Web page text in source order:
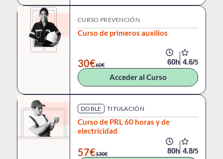
CURSO PREVENCIÓN
Curso de primeros auxilios
30€60€ 60h 4.6/5
Acceder al Curso
DOBLE TITULACIÓN
Curso de PRL 60 horas y de
electricidad
57€130€ 80h 4.8/5